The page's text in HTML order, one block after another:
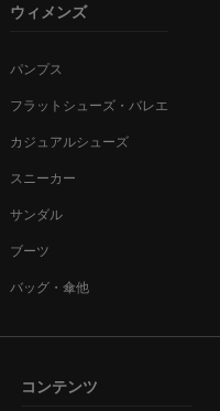
ウィメンズ
パンプス
フラットシューズ・バレエ
カジュアルシューズ
スニーカー
サンダル
ブーツ
バッグ・傘他
コンテンツ